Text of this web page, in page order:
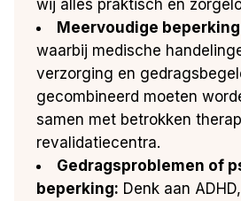
wij alles praktisch en
Meervoudige
waarbij medische
verzorging en
gecombineerd moeten
samen met betrokken
revalidatiecentra.
Gedragsproblemen of
beperking: Denk aan